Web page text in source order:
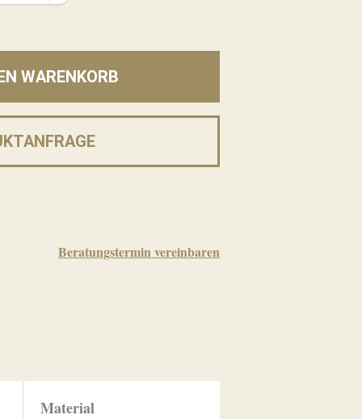
WARENKORB
Beratungstermin vereinbaren
Material